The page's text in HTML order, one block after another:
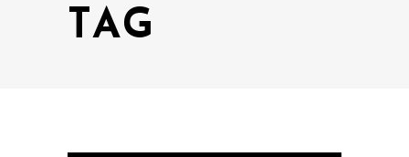
TAG